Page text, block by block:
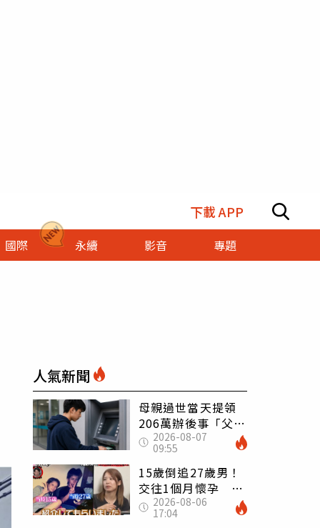
下載 APP
國際 永續 影音 專題
人氣新聞
母親過世當天提領
206萬辦後事「父子
遭判刑」 律師：
搶錢先下手是罪
2026-08-07
09:55
15歲倒追27歲男！
交往1個月懷孕 36
歲當阿嬤故事曝光
2026-08-06
17:04